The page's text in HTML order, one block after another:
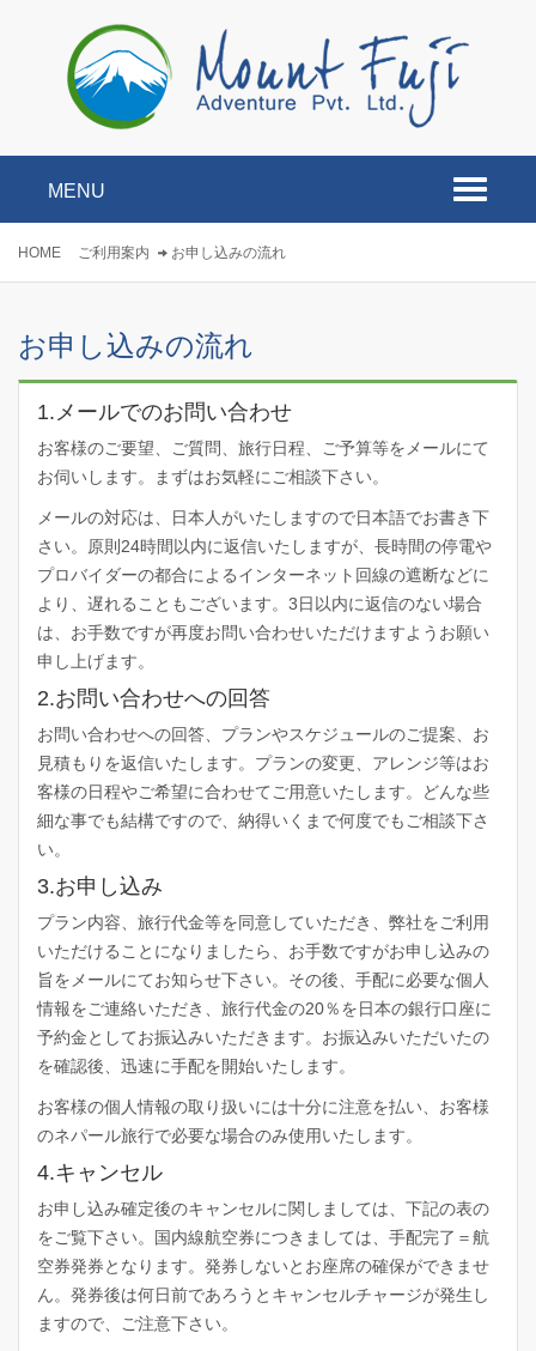
Toggle
MENU
HOME ご利用案内 お申し込みの流れ
お申し込みの流れ
1.メールでのお問い合わせ
お客様のご要望、ご質問、旅行日程、ご予算等をメールにて
お伺いします。まずはお気軽にご相談下さい。
メールの対応は、日本人がいたしますので日本語でお書き下
さい。原則24時間以内に返信いたしますが、長時間の停電や
プロバイダーの都合によるインターネット回線の遮断などに
より、遅れることもございます。3日以内に返信のない場合
は、お手数ですが再度お問い合わせいただけますようお願い
申し上げます。
2.お問い合わせへの回答
お問い合わせへの回答、プランやスケジュールのご提案、お
見積もりを返信いたします。プランの変更、アレンジ等はお
客様の日程やご希望に合わせてご用意いたします。どんな些
細な事でも結構ですので、納得いくまで何度でもご相談下さ
い。
3.お申し込み
プラン内容、旅行代金等を同意していただき、弊社をご利用
いただけることになりましたら、お手数ですがお申し込みの
旨をメールにてお知らせ下さい。その後、手配に必要な個人
情報をご連絡いただき、旅行代金の20％を日本の銀行口座に
予約金としてお振込みいただきます。お振込みいただいたの
を確認後、迅速に手配を開始いたします。
お客様の個人情報の取り扱いには十分に注意を払い、お客様
のネパール旅行で必要な場合のみ使用いたします。
4.キャンセル
お申し込み確定後のキャンセルに関しましては、下記の表の
をご覧下さい。国内線航空券につきましては、手配完了＝航
空券発券となります。発券しないとお座席の確保ができませ
ん。発券後は何日前であろうとキャンセルチャージが発生し
ますので、ご注意下さい。